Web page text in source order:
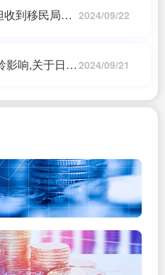
到移民局的 2024/09/22
影响,关于日本 2024/09/21